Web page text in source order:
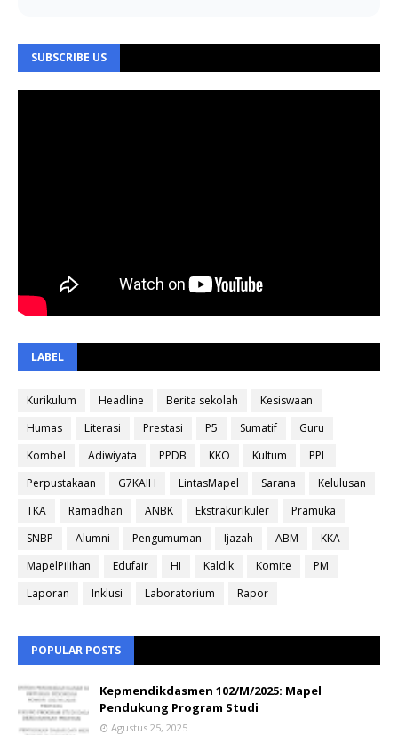
SUBSCRIBE US
LABEL
Kurikulum Headline Berita sekolah
Kesiswaan
Humas
Literasi Prestasi P5 Sumatif
Guru
Kombel
Adiwiyata PPDB KKO Kultum
PPL
Perpustakaan
G7KAIH LintasMapel Sarana
Kelulusan
TKA
Ramadhan ANBK Ekstrakurikuler
Pramuka
SNBP
Alumni Pengumuman Ijazah ABM
KKA
MapelPilihan
Edufair HI Kaldik Komite
PM
Laporan
Inklusi Laboratorium Rapor
POPULAR POSTS
Kepmendikdasmen 102/M/2025: Mapel
Pendukung Program Studi
Agustus 25, 2025